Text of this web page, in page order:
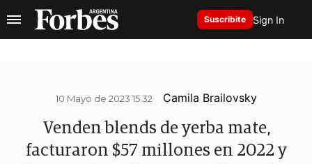
Suscribite Sign In
10 Mayo de 2023 15.32 Camila Brailovsky
Venden blends de yerba mate,
facturaron $57 millones en 2022 y